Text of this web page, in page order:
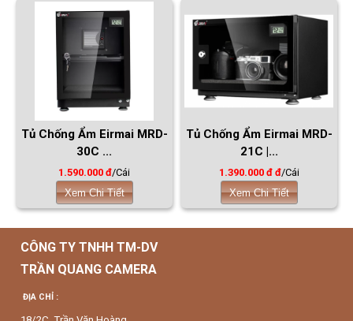
Tủ Chống Ẩm Eirmai MRD-
30C ...
1.590.000 đ/Cái
Xem Chi Tiết
Tủ Chống Ẩm Eirmai MRD-
21C |...
1.390.000 đ đ/Cái
Xem Chi Tiết
CÔNG TY TNHH TM-DV
TRẦN QUANG CAMERA
ĐỊA CHỈ :